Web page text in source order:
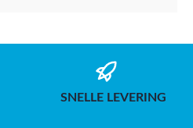
SNELLE LEVERING